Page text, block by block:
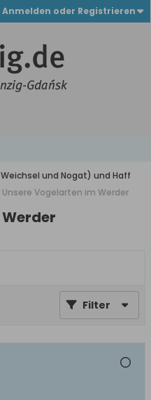
Anmelden oder Registrieren
und Nogat) und Haff
Unsere Vogelarten im Werder
Filter